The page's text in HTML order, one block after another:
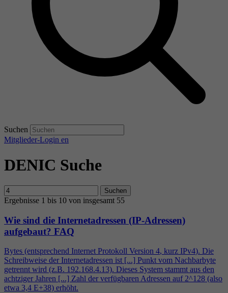
Suchen
Mitglieder-Login en
DENIC Suche
Suchen
Ergebnisse 1 bis 10 von insgesamt 55
Wie sind die Internetadressen (IP-Adressen)
aufgebaut? FAQ
Bytes (entsprechend Internet Protokoll Version 4, kurz IPv4). Die
Schreibweise der Internetadressen ist [...] Punkt vom Nachbarbyte
getrennt wird (z.B. 192.168.4.13). Dieses System stammt aus den
achtziger Jahren [...] Zahl der verfügbaren Adressen auf 2^128 (also
etwa 3,4 E+38) erhöht.